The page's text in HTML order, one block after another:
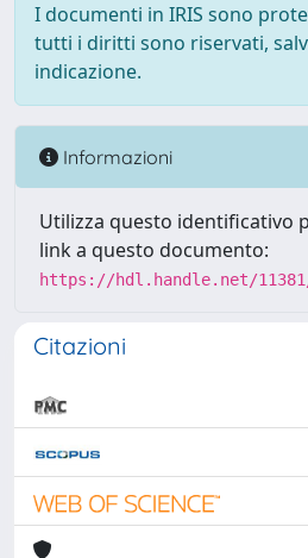
I documenti in IRIS sono
tutti i diritti sono riservati,
indicazione.
Informazioni
Utilizza questo identificativo
link a questo documento:
https://hdl.handle.net/11381/
Citazioni